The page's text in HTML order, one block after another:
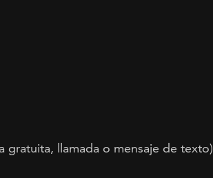
gratuita, llamada o mensaje de texto)